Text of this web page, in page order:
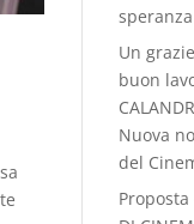
speranza
Un grazie
buon
Nuova
del
Proposta